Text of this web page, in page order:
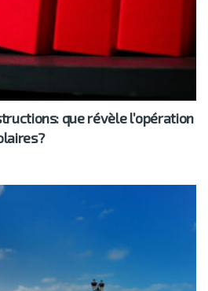
que révèle l’opération